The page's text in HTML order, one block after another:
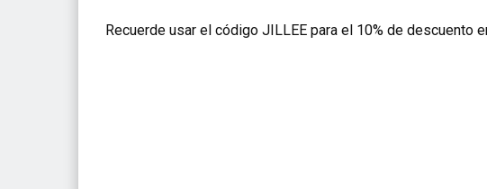
Recuerde usar el código JILLEE para el 10% de descuento